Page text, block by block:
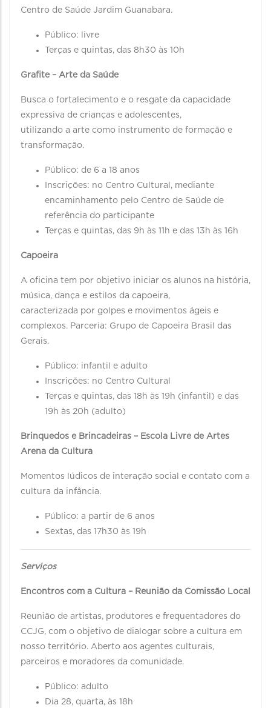
Centro de Saúde Jardim Guanabara.
Público: livre
Terças e quintas, das 8h30 às 10h
Grafite – Arte da Saúde
Busca o fortalecimento e o resgate da capacidade
expressiva de crianças e adolescentes,
utilizando a arte como instrumento de formação e
transformação.
Público: de 6 a 18 anos
Inscrições: no Centro Cultural, mediante
encaminhamento pelo Centro de Saúde de
referência do participante
Terças e quintas, das 9h às 11h e das 13h às 16h
Capoeira
A oficina tem por objetivo iniciar os alunos na história,
música, dança e estilos da capoeira,
caracterizada por golpes e movimentos ágeis e
complexos. Parceria: Grupo de Capoeira Brasil das
Gerais.
Público: infantil e adulto
Inscrições: no Centro Cultural
Terças e quintas, das 18h às 19h (infantil) e das
19h às 20h (adulto)
Brinquedos e Brincadeiras – Escola Livre de Artes
Arena da Cultura
Momentos lúdicos de interação social e contato com a
cultura da infância.
Público: a partir de 6 anos
Sextas, das 17h30 às 19h
Serviços
Encontros com a Cultura – Reunião da Comissão Local
Reunião de artistas, produtores e frequentadores do
CCJG, com o objetivo de dialogar sobre a cultura em
nosso território. Aberto aos agentes culturais,
parceiros e moradores da comunidade.
Público: adulto
Dia 28, quarta, às 18h